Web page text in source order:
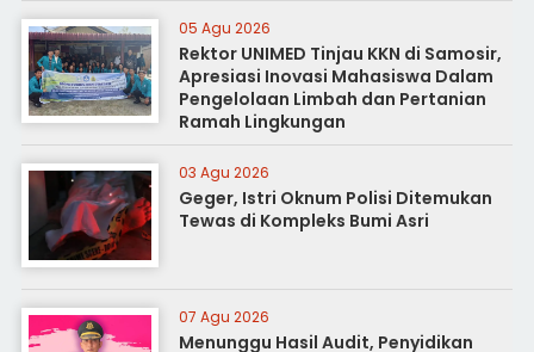
05 Agu 2026
Rektor UNIMED Tinjau KKN di Samosir,
Apresiasi Inovasi Mahasiswa Dalam
Pengelolaan Limbah dan Pertanian
Ramah Lingkungan
03 Agu 2026
Geger, Istri Oknum Polisi Ditemukan
Tewas di Kompleks Bumi Asri
07 Agu 2026
Menunggu Hasil Audit, Penyidikan